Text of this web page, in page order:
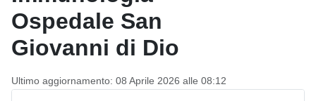
Ospedale San
Giovanni di Dio
Ultimo aggiornamento: 08 Aprile 2026 alle 08:12